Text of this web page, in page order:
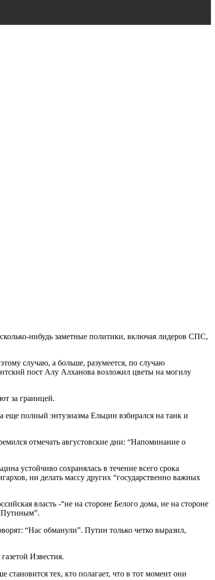
нибудь заметные политики, включая лидеров СПС,
случаю, а больше, разумеется, по случаю
пост Алу Алханова возложил цветы на могилу
за границей.
еще полный энтузиазма Ельцин взбирался на танк и
отмечать августовские дни: “Напоминание о
устойчиво сохранялась в течение всего срока
ни делать массу других “государственно важных
власть -“не на стороне Белого дома, не на стороне
Путиным”.
“Нас обманули”. Путин только четко выразил,
Известия.
тех, кто полагает, что в тот момент они